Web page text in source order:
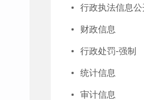
行政执法信息公
财政信息
行政处罚-强制
统计信息
审计信息